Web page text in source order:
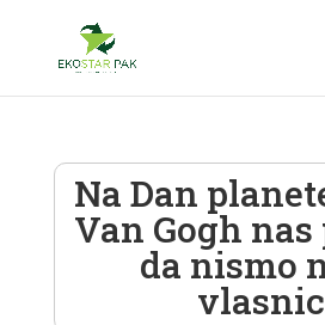
Na Dan
Van Gogh nas
da nismo